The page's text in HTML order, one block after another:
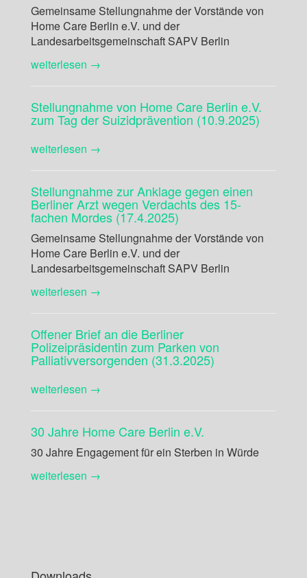
Gemeinsame Stellungnahme der Vorstände von
Home Care Berlin e.V. und der
Landesarbeitsgemeinschaft SAPV Berlin
weiterlesen →
Stellungnahme von Home Care Berlin e.V.
zum Tag der Suizidprävention (10.9.2025)
weiterlesen →
Stellungnahme zur Anklage gegen einen
Berliner Arzt wegen Verdachts des 15-
fachen Mordes (17.4.2025)
Gemeinsame Stellungnahme der Vorstände von
Home Care Berlin e.V. und der
Landesarbeitsgemeinschaft SAPV Berlin
weiterlesen →
Offener Brief an die Berliner
Polizeipräsidentin zum Parken von
Palliativversorgenden (31.3.2025)
weiterlesen →
30 Jahre Home Care Berlin e.V.
30 Jahre Engagement für ein Sterben in Würde
weiterlesen →